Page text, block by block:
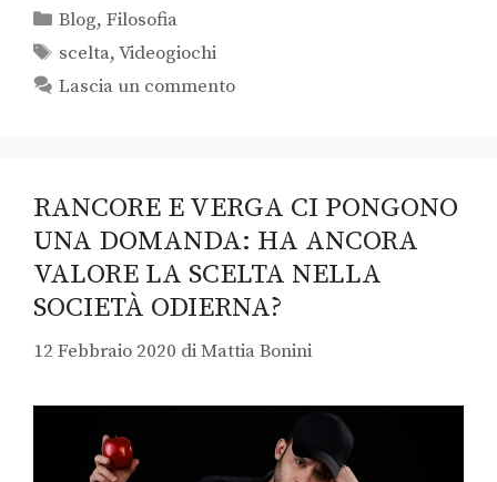
Blog,Filosofia
scelta,Videogiochi
Lascia un commento
RANCORE E VERGA CI PONGONO
UNA DOMANDA: HA ANCORA
VALORE LA SCELTA NELLA
SOCIETÀ ODIERNA?
12 Febbraio 2020 diMattia Bonini